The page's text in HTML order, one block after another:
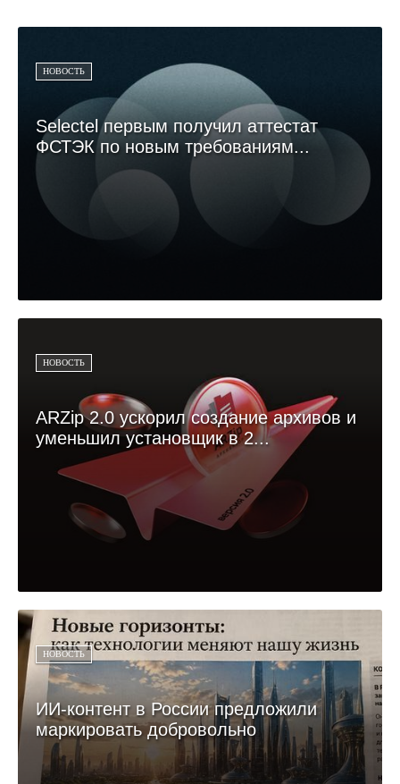
НОВОСТЬ
Selectel первым получил аттестат
ФСТЭК по новым требованиям...
НОВОСТЬ
ARZip 2.0 ускорил создание архивов и
уменьшил установщик в 2...
НОВОСТЬ
ИИ-контент в России предложили
маркировать добровольно